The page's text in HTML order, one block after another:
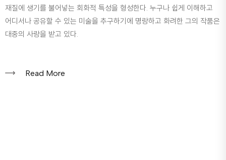
재질에 생기를 불어넣는 회화적 특성을 형성한다. 누구나 쉽게 이해하고
어디서나 공유할 수 있는 미술을 추구하기에 명랑하고 화려한 그의 작품은
대중의 사랑을 받고 있다.
Read More